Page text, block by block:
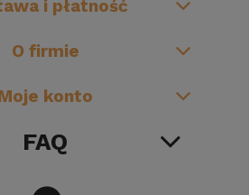
i płatność
O firmie
konto
FAQ